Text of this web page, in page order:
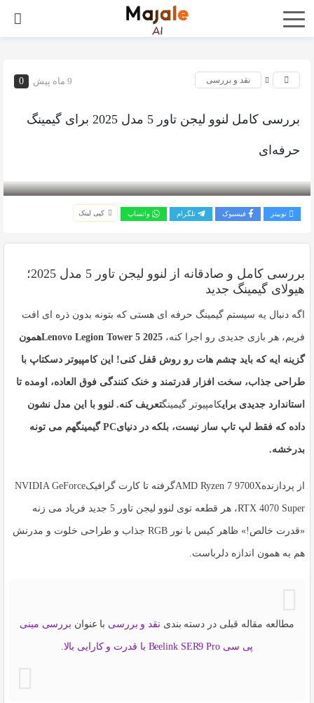
9 ماه پیش 0 نقد و بررسی
بررسی کامل لنوو لیجن تاور 5 مدل 2025 برای گیمینگ
حرفه‌ای
توییتر فیسبوک تلگرام واتساپ کپی لینک
بررسی کامل و صادقانه از لنوو لیجن تاور 5 مدل 2025؛
هیولای گیمینگ جدید
اگه دنبال یه سیستم گیمینگ حرفه ای هستی که بتونه بدون ذره ای افت
فریم، هر بازی جدیدی رو اجرا کنه، Lenovo Legion Tower 5 2025همون
گزینه ایه که باید چشم هات رو روش قفل کنی! این کامپیوتر دسکتاپ با
طراحی جذاب، سخت افزار قدرتمند و خنک کنندگی فوق العاده، اومده تا
استاندارد جدیدی برایکامپیوتر گیمینگتعریف کنه. لنوو با این مدل نشون
داده که فقط لپ تاپ ساز نیست، بلکه در دنیایPC گیمینگ هم می تونه
بدرخشه.
از پردازندهAMD Ryzen 7 9700Xگرفته تا کارت گرافیکNVIDIA GeForce
RTX 4070 Super ، هر قطعه توی لنوو لیجن تاور 5 جدید فریاد می زنه
«قدرت خالص!» ظاهر کیس با نور RGB جذاب و طراحی خلوت و مدرنش
هم به همون اندازه دلرباست.
مطالعه مقاله قبلی در دسته بندی نقد و بررسی با عنوان بررسی مینی
پی سی Beelink SER9 Pro با قدرت و کارایی بالا